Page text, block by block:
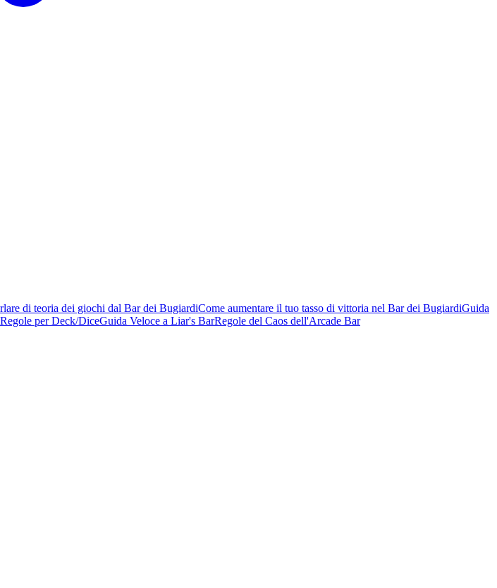
di teoria dei giochi dal Bar dei BugiardiCome aumentare il tuo tasso di vittoria nel Bar dei BugiardiGuida
per Deck/DiceGuida Veloce a Liar's BarRegole del Caos dell'Arcade Bar